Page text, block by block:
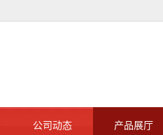
公司动态 产品展厅